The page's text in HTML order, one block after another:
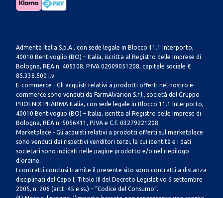
Admenta Italia S.p.A., con sede legale in Blocco 11.1 Interporto,
40010 Bentivoglio (BO) – Italia, iscritta al Registro delle Imprese di
Bologna, REA n. 405308, P.IVA 02009051208, capitale sociale €
85.338.500 i.v.
E-commerce - Gli acquisti relativi a prodotti offerti nel nostro e-
commerce sono venduti da FarmAlvarion S.r.l., società del Gruppo
PHOENIX PHARMA Italia, con sede legale in Blocco 11.1 Interporto,
40010 Bentivoglio (BO) – Italia, iscritta al Registro delle Imprese di
Bologna, REA n. 5056411, P.IVA e C.F. 03279221208.
Marketplace - Gli acquisti relativi a prodotti offerti sul marketplace
sono venduti dai rispettivi venditori terzi, la cui identità e i dati
societari sono indicati nelle pagine prodotto e/o nel riepilogo
d’ordine.
I contratti conclusi tramite il presente sito sono contratti a distanza
disciplinati dal Capo I, Titolo III del Decreto Legislativo 6 settembre
2005, n. 206 (artt. 45 e ss.) – “Codice del Consumo”.